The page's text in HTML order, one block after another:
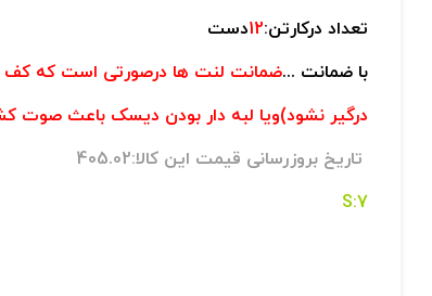
تعداد درکارتن:12دست
با ضمانت ...ضمانت لنت ها درصورتی است که کف
درگیر نشود)ویا لبه دار بودن دیسک باعث صوت
تاریخ بروزرسانی قیمت این کالا:405.02
7:S